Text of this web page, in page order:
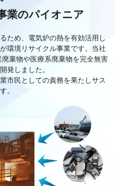
業のパイオニア
ため、電気炉の熱を有効活用し
環境リサイクル事業です。当社
棄物や医療系廃棄物を完全無害
発しました。
市民としての責務を果たしサス
。